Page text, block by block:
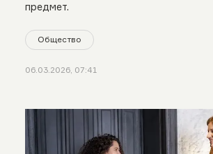
предмет.
Общество
06.03.2026, 07:41